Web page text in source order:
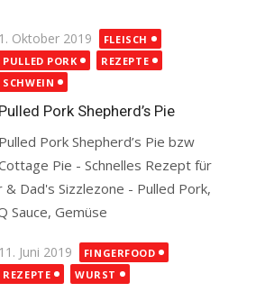
Posted
on
1. Oktober 2019
FLEISCH
PULLED PORK
REZEPTE
SCHWEIN
Pulled Pork Shepherd’s Pie
Pulled Pork Shepherd’s Pie bzw
Pie - Schnelles Rezept für
Dad's Sizzlezone - Pulled Pork,
Sauce, Gemüse
Posted
on
11. Juni 2019
FINGERFOOD
REZEPTE
WURST